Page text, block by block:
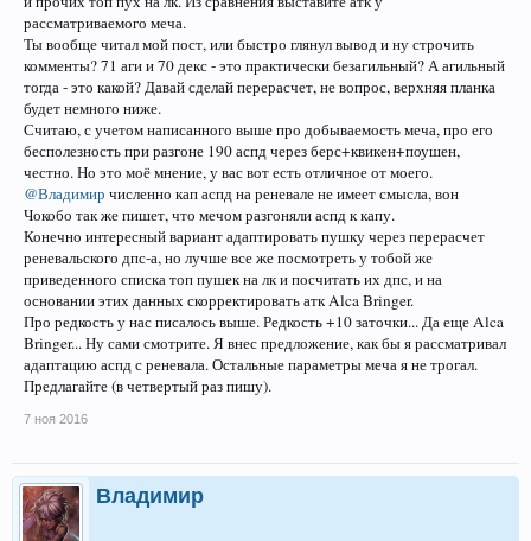
рассматриваемого меча.
Ты вообще читал мой пост, или быстро глянул вывод и ну строчить
комменты? 71 аги и 70 декс - это практически безагильный? А агильный
тогда - это какой? Давай сделай перерасчет, не вопрос, верхняя планка
будет немного ниже.
Считаю, с учетом написанного выше про добываемость меча, про его
бесполезность при разгоне 190 аспд через берс+квикен+поушен,
честно. Но это моё мнение, у вас вот есть отличное от моего.
@Владимир численно кап аспд на реневале не имеет смысла, вон
Чокобо так же пишет, что мечом разгоняли аспд к капу.
Конечно интересный вариант адаптировать пушку через перерасчет
реневальского дпс-а, но лучше все же посмотреть у тобой же
приведенного списка топ пушек на лк и посчитать их дпс, и на
основании этих данных скорректировать атк Alca Bringer.
Про редкость у нас писалось выше. Редкость +10 заточки... Да еще Alca
Bringer... Ну сами смотрите. Я внес предложение, как бы я рассматривал
адаптацию аспд с реневала. Остальные параметры меча я не трогал.
Предлагайте (в четвертый раз пишу).
7 ноя 2016
Владимир